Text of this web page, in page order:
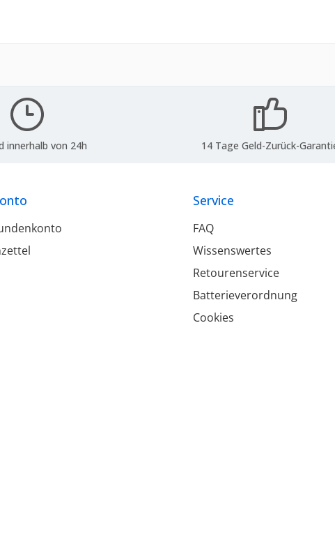
innerhalb von 24h 14 Tage Geld-Zurück-
Service
FAQ
Wissenswertes
Retourenservice
Batterieverordnung
Cookies